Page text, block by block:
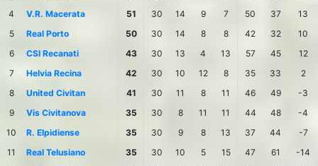
4
V.R. Macerata 51 30 14 9 7 50 37
13
5
Real Porto 50 30 14 8 8 42 32
10
6
CSI Recanati 43 30 13 4 13 57 45
12
7
Helvia Recina 42 30 10 12 8 35 33
2
8
United Civitan 41 30 11 8 11 46 49
-3
9
Vis Civitanova 35 30 8 11 11 44 48
-4
10
R. Elpidiense 35 30 9 8 13 37 44
-7
11
Real Telusiano 35 30 10 5 15 47 61
-14